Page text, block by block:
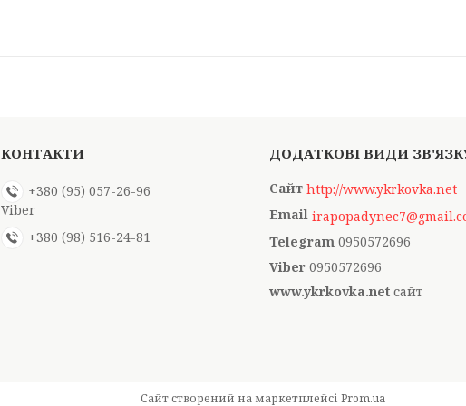
+380 (95) 057-26-96
Viber
+380 (98) 516-24-81
http://www.ykrkovka.net
0950572696
0950572696
www.ykrkovka.net сайт
Сайт створений на маркетплейсі Prom.ua